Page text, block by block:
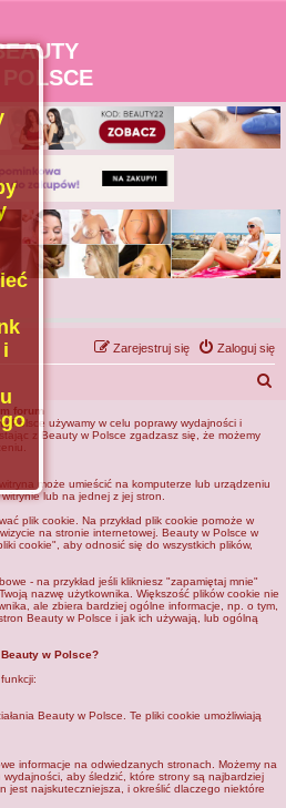
Zaloguj się
Zarejestruj się
forum
Polsce używamy w celu poprawy wydajności i
z Beauty w Polsce zgadzasz się, że możemy
może umieścić na komputerze lub urządzeniu
lub na jednej z jej stron.
plik cookie. Na przykład plik cookie pomoże w
na stronie internetowej. Beauty w Polsce w
cookie", aby odnosić się do wszystkich plików,
- na przykład jeśli klikniesz "zapamiętaj mnie"
nazwę użytkownika. Większość plików cookie nie
ale zbiera bardziej ogólne informacje, np. o tym,
Beauty w Polsce i jak ich używają, lub ogólną
w Polsce?
Beauty w Polsce. Te pliki cookie umożliwiają
informacje na odwiedzanych stronach. Możemy na
wydajności, aby śledzić, które strony są najbardziej
jest najskuteczniejsza, i określić dlaczego niektóre